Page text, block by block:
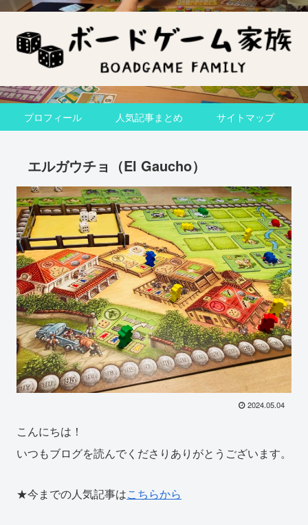
プロフィール 人気記事まとめ サイトマップ
エルガウチョ（El Gaucho）
2024.05.04
こんにちは！
いつもブログを読んでくださりありがとうございます。
★今までの人気記事はこちらから